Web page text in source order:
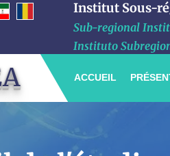
Institut Sous-
Sub-regional
Instituto
ACCUEIL